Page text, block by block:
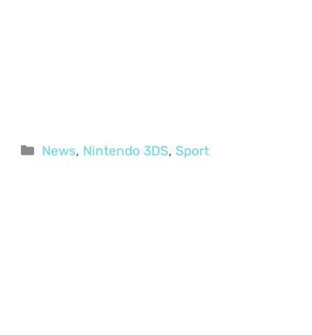
Categorie
News, Nintendo 3DS, Sport